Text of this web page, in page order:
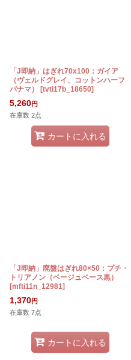
「J即納」はぎれ70x100：ガイア
（ヴェルドグレイ、コットンハーフ
パナマ）
[tvti17b_18650]
5,260円
在庫数 2点
カートに入れる
「J即納」廃盤はぎれ80×50：プチ・
トリアノン（ベージュベース黒）
[mfti11n_12981]
1,370円
在庫数 7点
カートに入れる